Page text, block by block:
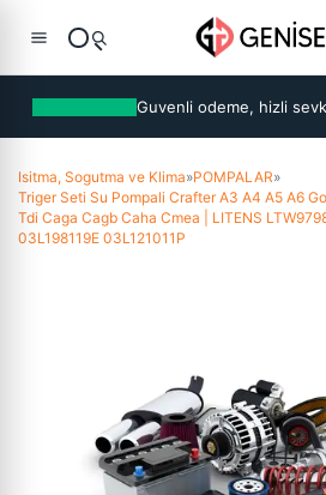
Guvenli odeme, hizli
Isitma, Sogutma ve Klima»POMPALAR»
Triger Seti Su Pompali Crafter A3 A4 A5 A6
Tdi Caga Cagb Caha Cmea | LITENS
03L198119E 03L121011P